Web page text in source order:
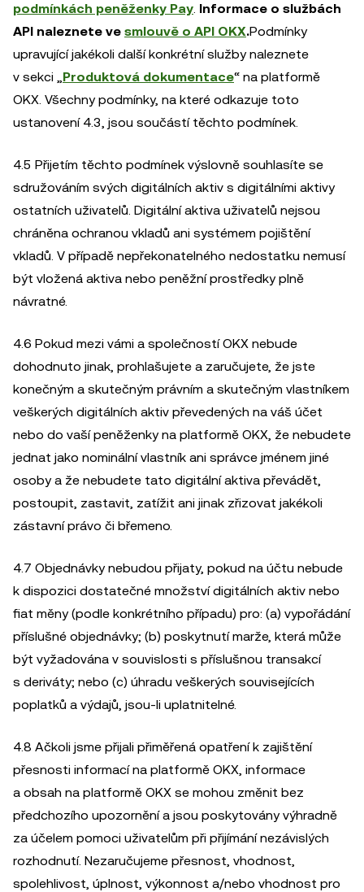
podmínkách peněženky Pay. Informace o službách
API naleznete ve smlouvě o API OKX.Podmínky
upravující jakékoli další konkrétní služby naleznete
v sekci „Produktová dokumentace“ na platformě
OKX. Všechny podmínky, na které odkazuje toto
ustanovení 4.3, jsou součástí těchto podmínek.
4.5 Přijetím těchto podmínek výslovně souhlasíte se
sdružováním svých digitálních aktiv s digitálními aktivy
ostatních uživatelů. Digitální aktiva uživatelů nejsou
chráněna ochranou vkladů ani systémem pojištění
vkladů. V případě nepřekonatelného nedostatku nemusí
být vložená aktiva nebo peněžní prostředky plně
návratné.
4.6 Pokud mezi vámi a společností OKX nebude
dohodnuto jinak, prohlašujete a zaručujete, že jste
konečným a skutečným právním a skutečným vlastníkem
veškerých digitálních aktiv převedených na váš účet
nebo do vaší peněženky na platformě OKX, že nebudete
jednat jako nominální vlastník ani správce jménem jiné
osoby a že nebudete tato digitální aktiva převádět,
postoupit, zastavit, zatížit ani jinak zřizovat jakékoli
zástavní právo či břemeno.
4.7 Objednávky nebudou přijaty, pokud na účtu nebude
k dispozici dostatečné množství digitálních aktiv nebo
fiat měny (podle konkrétního případu) pro: (a) vypořádání
příslušné objednávky; (b) poskytnutí marže, která může
být vyžadována v souvislosti s příslušnou transakcí
s deriváty; nebo (c) úhradu veškerých souvisejících
poplatků a výdajů, jsou-li uplatnitelné.
4.8 Ačkoli jsme přijali přiměřená opatření k zajištění
přesnosti informací na platformě OKX, informace
a obsah na platformě OKX se mohou změnit bez
předchozího upozornění a jsou poskytovány výhradně
za účelem pomoci uživatelům při přijímání nezávislých
rozhodnutí. Nezaručujeme přesnost, vhodnost,
spolehlivost, úplnost, výkonnost a/nebo vhodnost pro